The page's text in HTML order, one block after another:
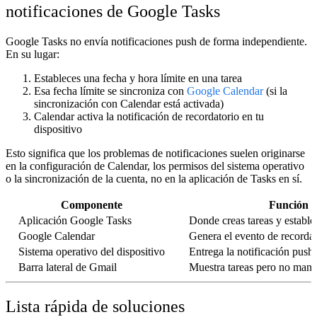
notificaciones de Google Tasks
Google Tasks no envía notificaciones push de forma independiente.
En su lugar:
Estableces una fecha y hora límite en una tarea
Esa fecha límite se sincroniza con Google Calendar(si la
sincronización con Calendar está activada)
Calendar activa la notificación de recordatorio en tu
dispositivo
Esto significa que los problemas de notificaciones suelen originarse
en la configuración de Calendar, los permisos del sistema operativo
o la sincronización de la cuenta, no en la aplicación de Tasks en sí.
Componente
Función
Aplicación Google Tasks
Donde creas tareas y
Google Calendar
Genera el evento de
Sistema operativo del dispositivo
Entrega la notificación push
Barra lateral de Gmail
Muestra tareas pero no
Lista rápida de soluciones